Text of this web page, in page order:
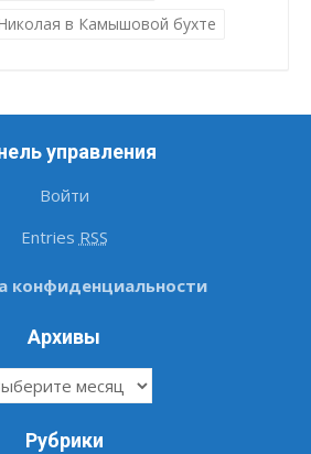
в Камышовой бухте
управления
Войти
Entries RSS
конфиденциальности
Архивы
Рубрики